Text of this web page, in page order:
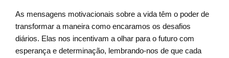
As mensagens motivacionais sobre a vida têm o poder de
transformar a maneira como encaramos os desafios
diários. Elas nos incentivam a olhar para o futuro com
esperança e determinação, lembrando-nos de que cada